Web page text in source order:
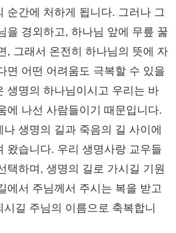
순간에 처하게 됩니다. 그러나 그
을 경외하고, 하나님 앞에 무릎 꿇
, 그래서 온전히 하나님의 뜻에 자
면 어떤 어려움도 극복할 수 있을
생명의 하나님이시고 우리는 바
에 나선 사람들이기 때문입니다.
생명의 길과 죽음의 길 사이에
왔습니다. 우리 생명사랑 교우들
택하며, 생명의 길로 가시길 기원
에서 주님께서 주시는 복을 받고
길 주님의 이름으로 축복합니